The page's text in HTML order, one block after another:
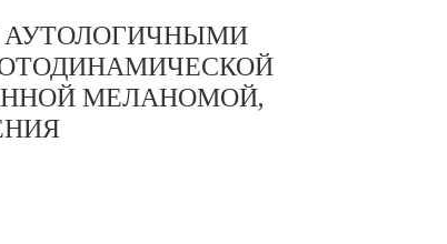
МЕЛАНОМОЙ,